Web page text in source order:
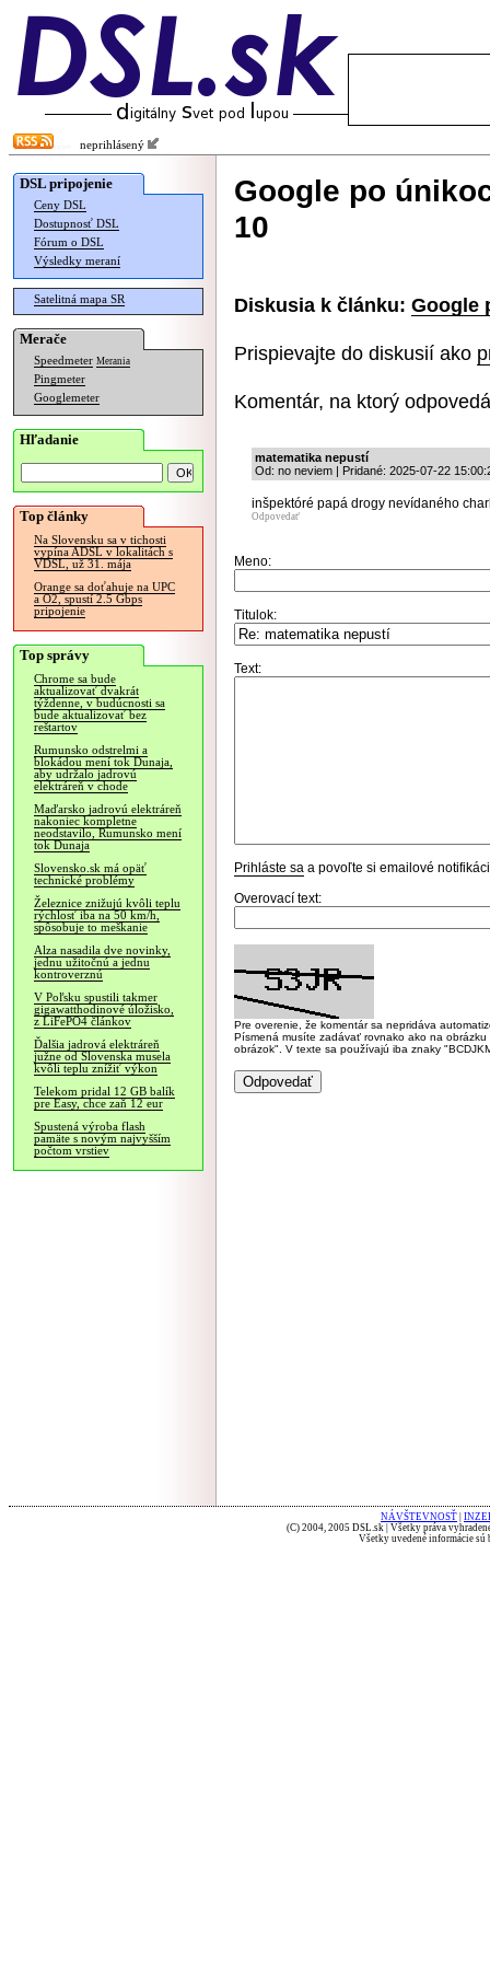
neprihlásený
DSL pripojenie
Ceny DSL
Dostupnosť DSL
Fórum o DSL
Výsledky meraní
Satelitná mapa SR
Merače
Speedmeter Merania
Pingmeter
Googlemeter
Hľadanie
Top články
Na Slovensku sa v tichosti
vypína ADSL v lokalitách s
VDSL, už 31. mája
Orange sa doťahuje na UPC
a O2, spustí 2.5 Gbps
pripojenie
Top správy
Chrome sa bude
aktualizovať dvakrát
týždenne, v budúcnosti sa
bude aktualizovať bez
reštartov
Rumunsko odstrelmi a
blokádou mení tok Dunaja,
aby udržalo jadrovú
elektráreň v chode
Maďarsko jadrovú elektráreň
nakoniec kompletne
neodstavilo, Rumunsko mení
tok Dunaja
Slovensko.sk má opäť
technické problémy
Železnice znižujú kvôli teplu
rýchlosť iba na 50 km/h,
spôsobuje to meškanie
Alza nasadila dve novinky,
jednu užitočnú a jednu
kontroverznú
V Poľsku spustili takmer
gigawatthodinové úložisko,
z LiFePO4 článkov
Ďalšia jadrová elektráreň
južne od Slovenska musela
kvôli teplu znížiť výkon
Telekom pridal 12 GB balík
pre Easy, chce zaň 12 eur
Spustená výroba flash
pamäte s novým najvyšším
počtom vrstiev
Google po
10
Diskusia k článku: Google
Prispievajte do diskusií ako
Komentár, na ktorý
matematika nepustí
Od: no neviem | Pridané: 2025-07-22
inšpektóré papá drogy nevídaného
Odpovedať
Meno:
Titulok:
Text:
Prihláste sa a povoľte si emailové
Overovací text:
Pre overenie, že komentár sa nepridáva
Písmená musíte zadávať rovnako ako na
obrázok". V texte sa používajú iba znaky
NÁVŠTEVNOSŤ
(C) 2004, 2005 DSL.sk | Všetky práva
Všetky uvedené informácie sú